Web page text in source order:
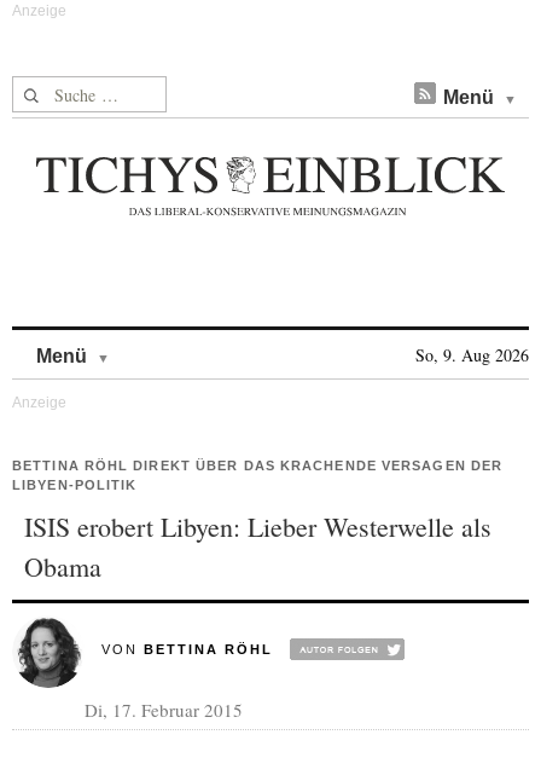
Suche nach: Menü
Menü So, 9. Aug 2026
BETTINA RÖHL DIREKT ÜBER DAS KRACHENDE VERSAGEN DER
LIBYEN-POLITIK
ISIS erobert Libyen: Lieber Westerwelle als
Obama
VON BETTINA RÖHL
Di, 17. Februar 2015